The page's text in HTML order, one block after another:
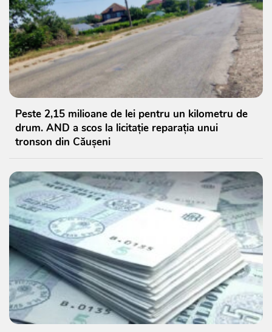
Peste 2,15 milioane de lei pentru un kilometru de
drum. AND a scos la licitație reparația unui
tronson din Căușeni